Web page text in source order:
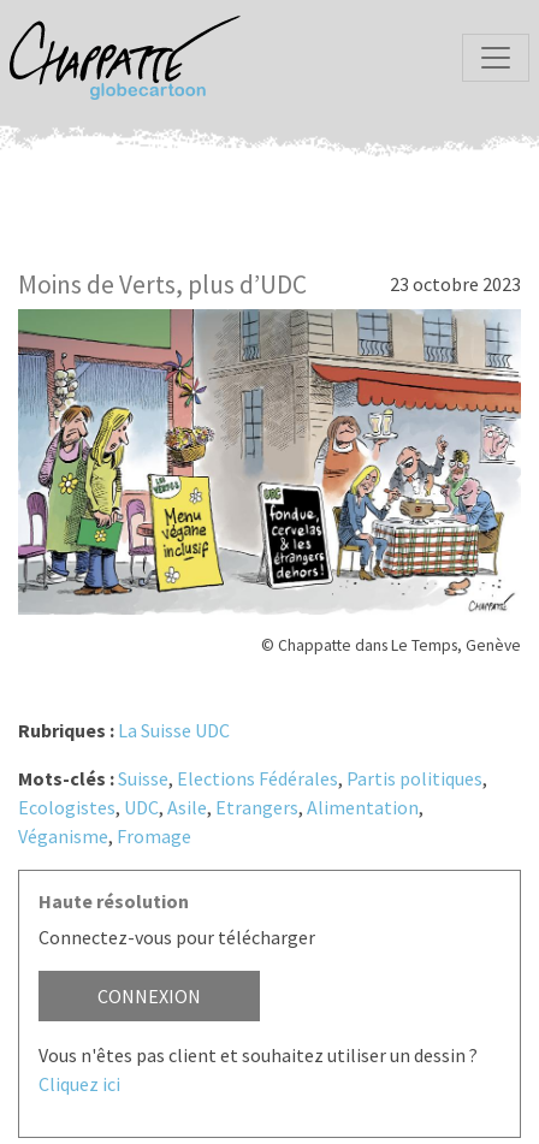
Moins de Verts, plus d’UDC 23 octobre 2023
© Chappatte dans Le Temps, Genève
Rubriques : La Suisse UDC
Mots-clés :Suisse, Elections Fédérales, Partis politiques,
Ecologistes, UDC, Asile, Etrangers, Alimentation,
Véganisme, Fromage
Haute résolution
Connectez-vous pour télécharger
CONNEXION
Vous n'êtes pas client et souhaitez utiliser un dessin ?
Cliquez ici